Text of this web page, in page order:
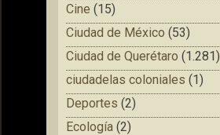
Cine (15)
Ciudad de México (53)
Ciudad de Querétaro (1.281)
ciudadelas coloniales (1)
Deportes (2)
Ecología (2)